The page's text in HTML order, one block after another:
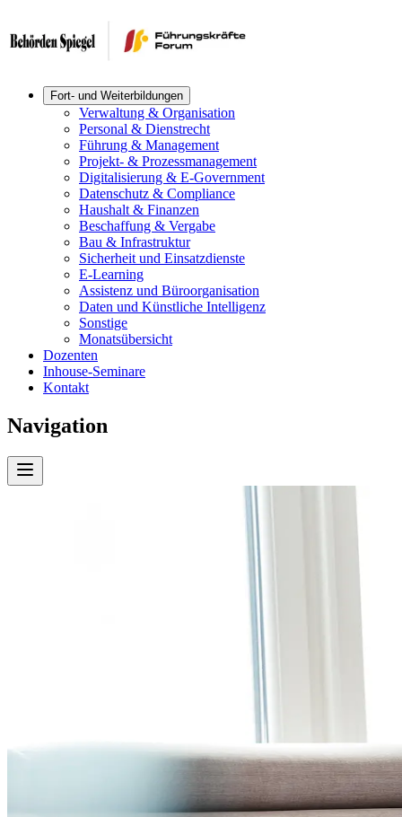
Fort- und Weiterbildungen
Verwaltung & Organisation
Personal & Dienstrecht
Führung & Management
Projekt- & Prozessmanagement
Digitalisierung & E-Government
Datenschutz & Compliance
Haushalt & Finanzen
Beschaffung & Vergabe
Bau & Infrastruktur
Sicherheit und Einsatzdienste
E-Learning
Assistenz und Büroorganisation
Daten und Künstliche Intelligenz
Sonstige
Monatsübersicht
Dozenten
Inhouse-Seminare
Kontakt
Navigation